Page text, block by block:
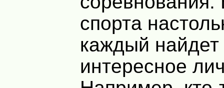
спорта
каждый найдет
интересное